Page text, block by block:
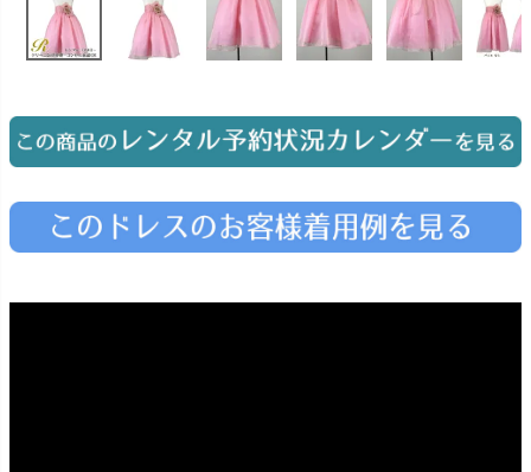
Photography
Angel's Photo Studio
予約 Web または お電話
特典 ヘアメイク・着付け